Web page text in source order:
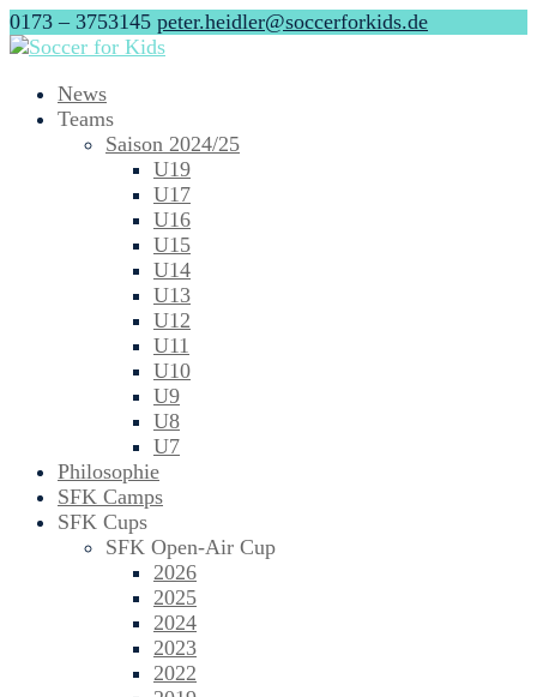
0173 – 3753145 peter.heidler@soccerforkids.de
News
Teams
Saison 2024/25
U19
U17
U16
U15
U14
U13
U12
U11
U10
U9
U8
U7
Philosophie
SFK Camps
SFK Cups
SFK Open-Air Cup
2026
2025
2024
2023
2022